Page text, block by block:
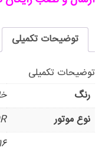
توضیحات تکمیلی
توضیحات تکمیلی
رنگ
نوع موتور